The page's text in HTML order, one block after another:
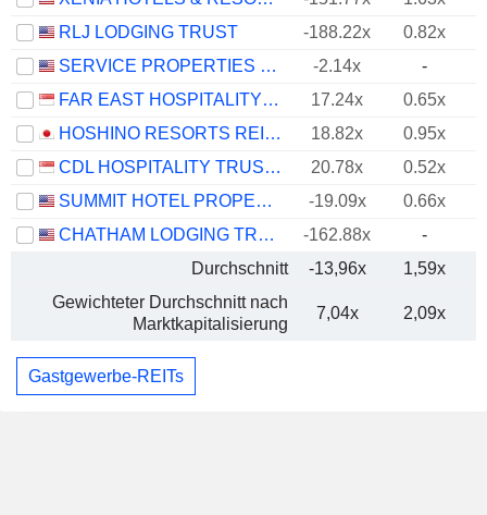
RLJ LODGING TRUST
-188.22x
0.82x
SERVICE PROPERTIES TRUST
-2.14x
-
FAR EAST HOSPITALITY TRUST
17.24x
0.65x
HOSHINO RESORTS REIT, INC.
18.82x
0.95x
CDL HOSPITALITY TRUSTS
20.78x
0.52x
SUMMIT HOTEL PROPERTIES, INC.
-19.09x
0.66x
CHATHAM LODGING TRUST
-162.88x
-
Durchschnitt
-13,96x
1,59x
Gewichteter Durchschnitt nach
Marktkapitalisierung
7,04x 2,09x
Gastgewerbe-REITs